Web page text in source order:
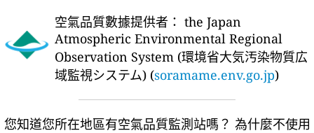
空氣品質數據提供者： the Japan
Atmospheric Environmental Regional
Observation System (環境省大気汚染物質広
域監視システム) (soramame.env.go.jp)
您知道您所在地區有空氣品質監測站嗎？ 為什麼不使用